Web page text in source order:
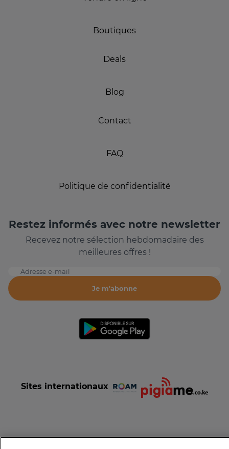
Boutiques
Deals
Blog
Contact
FAQ
Politique de confidentialité
Restez informés avec notre newsletter
Recevez notre sélection hebdomadaire des
meilleures offres !
Adresse e-mail
Je m'abonne
Sites internationaux